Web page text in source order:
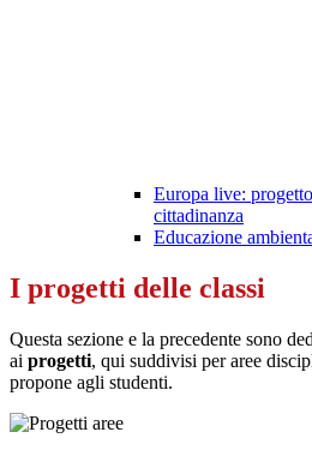
Europa live:
cittadinanza
Educazione
I progetti delle classi
Questa sezione e la precedente sono
ai progetti, qui suddivisi per aree
propone agli studenti.